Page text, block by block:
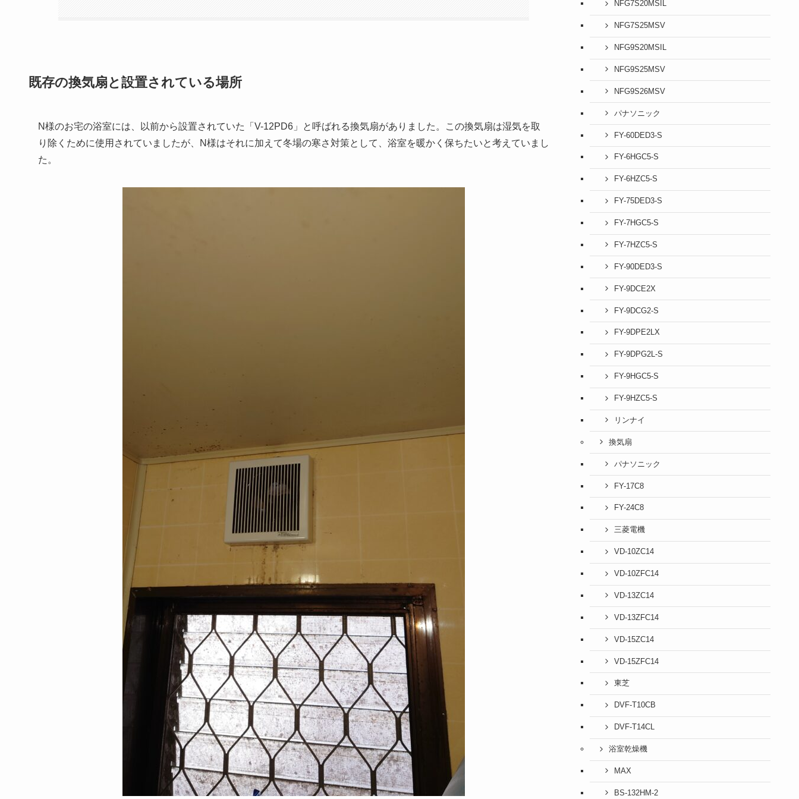
既存の換気扇と設置されている場所
N様のお宅の浴室には、以前から設置されていた「V-12PD6」と呼ばれる換気扇がありました。この換気扇は湿気を取
り除くために使用されていましたが、N様はそれに加えて冬場の寒さ対策として、浴室を暖かく保ちたいと考えていまし
た。
NFG7S20MSIL
NFG7S25MSV
NFG9S20MSIL
NFG9S25MSV
NFG9S26MSV
パナソニック
FY-60DED3-S
FY-6HGC5-S
FY-6HZC5-S
FY-75DED3-S
FY-7HGC5-S
FY-7HZC5-S
FY-90DED3-S
FY-9DCE2X
FY-9DCG2-S
FY-9DPE2LX
FY-9DPG2L-S
FY-9HGC5-S
FY-9HZC5-S
リンナイ
換気扇
パナソニック
FY-17C8
FY-24C8
三菱電機
VD-10ZC14
VD-10ZFC14
VD-13ZC14
VD-13ZFC14
VD-15ZC14
VD-15ZFC14
東芝
DVF-T10CB
DVF-T14CL
浴室乾燥機
MAX
BS-132HM-2